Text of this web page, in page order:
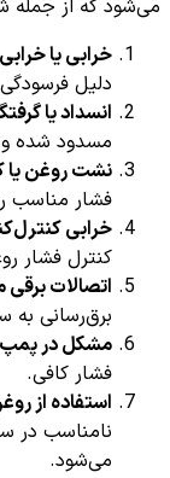
می‌شود که از جمله
خرابی یا
دلیل
انسداد یا
مسدود شده
نشت روغن
فشار مناسب
خرابی
کنترل فشار
اتصالات
برق‌رسانی به
مشکل در
فشار کافی.
استفاده از
نامناسب در
می‌شود.